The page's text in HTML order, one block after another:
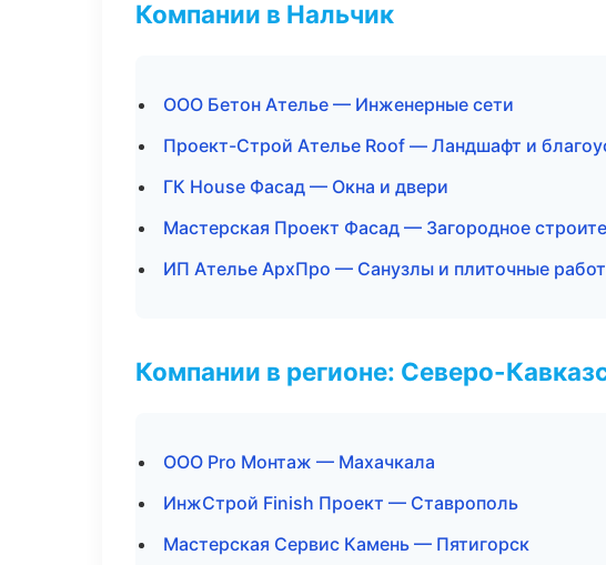
Компании в Нальчик
ООО Бетон Ателье — Инженерные сети
Проект-Строй Ателье Roof — Ландшафт и
ГК House Фасад — Окна и двери
Мастерская Проект Фасад — Загородное
ИП Ателье АрхПро — Санузлы и плиточные
Компании в регионе: Северо-
ООО Pro Монтаж — Махачкала
ИнжСтрой Finish Проект — Ставрополь
Мастерская Сервис Камень — Пятигорск